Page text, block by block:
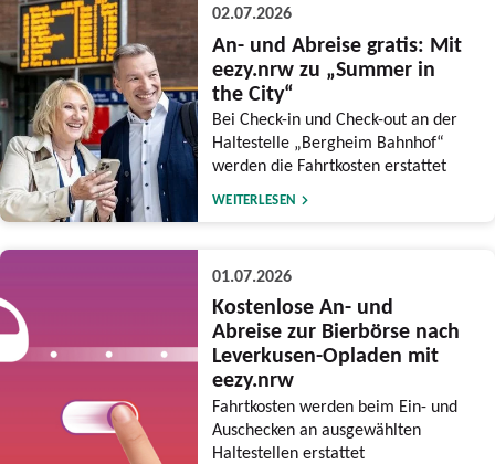
02.07.2026
An- und Abreise gratis: Mit
eezy.nrw zu „Summer in
the City“
Bei Check-in und Check-out an der
Haltestelle „Bergheim Bahnhof“
werden die Fahrtkosten erstattet
WEITERLESEN
01.07.2026
Kostenlose An- und
Abreise zur Bierbörse nach
Leverkusen-Opladen mit
eezy.nrw
Fahrtkosten werden beim Ein- und
Auschecken an ausgewählten
Haltestellen erstattet